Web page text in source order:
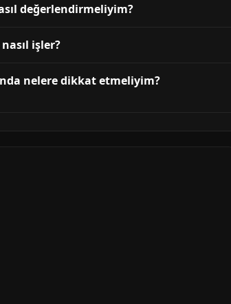
değerlendirmeliyim?
işler?
nelere dikkat etmeliyim?